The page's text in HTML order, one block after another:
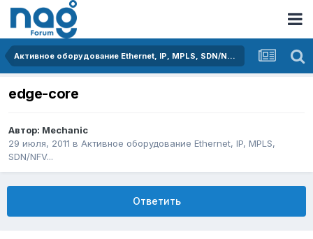
Активное оборудование Ethernet, IP, MPLS, SDN/NFV...
edge-core
Автор: Mechanic
29 июля, 2011 в Активное оборудование Ethernet, IP, MPLS,
SDN/NFV...
Ответить